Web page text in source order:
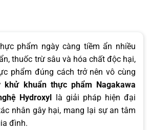
phẩm ngày càng tiềm ẩn nhiều
thuốc trừ sâu và hóa chất độc hại,
phẩm đúng cách trở nên vô cùng
khử khuẩn thực phẩm Nagakawa
Hydroxyl là giải pháp hiện đại
nhân gây hại, mang lại sự an tâm
đình.